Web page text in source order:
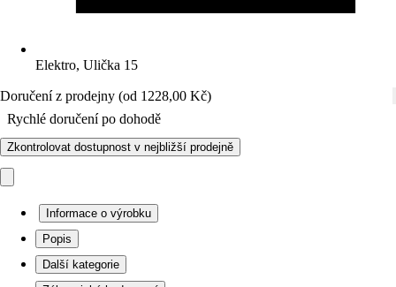
Elektro, Ulička 15
Doručení z prodejny (od 1228,00 Kč)
Rychlé doručení po dohodě
Zkontrolovat dostupnost v nejbližší prodejně
Informace o výrobku
Popis
Další kategorie